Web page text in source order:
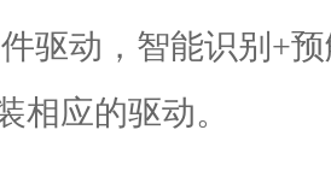
驱动，智能识别+
相应的驱动。